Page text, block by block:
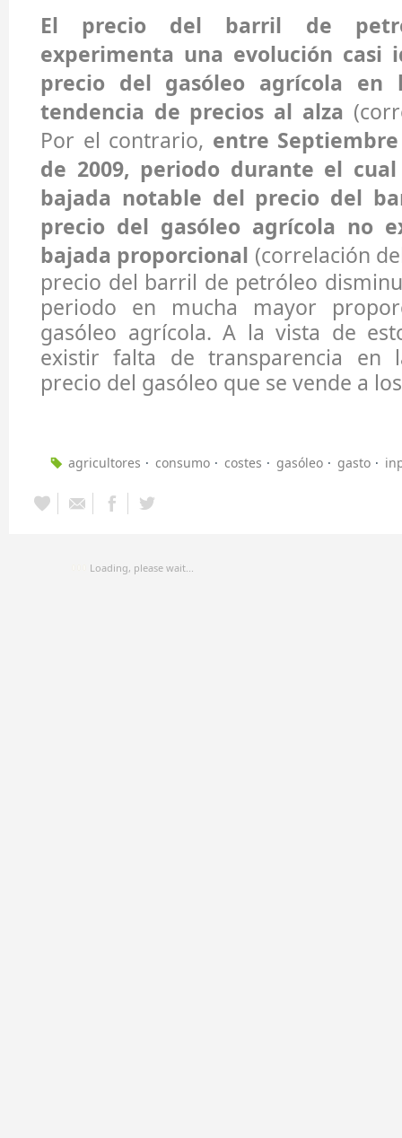
El precio del barril de
experimenta una evolución casi
precio del gasóleo agrícola en
tendencia de precios al alza
Por el contrario, entre
de 2009, periodo durante el
bajada notable del precio del
precio del gasóleo agrícola no
bajada proporcional (correlación
precio del barril de petróleo
periodo en mucha mayor
gasóleo agrícola. A la vista de
existir falta de transparencia en
precio del gasóleo que se vende a
agricultores consumo costes gasóleo gasto
Loading, please wait...